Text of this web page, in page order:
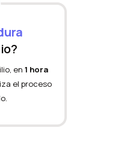
en 1 hora
el proceso